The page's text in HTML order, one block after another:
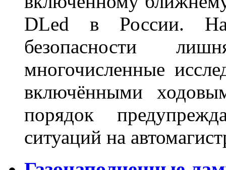
DLed в России.
безопасности
многочисленные
включёнными
порядок
ситуаций на